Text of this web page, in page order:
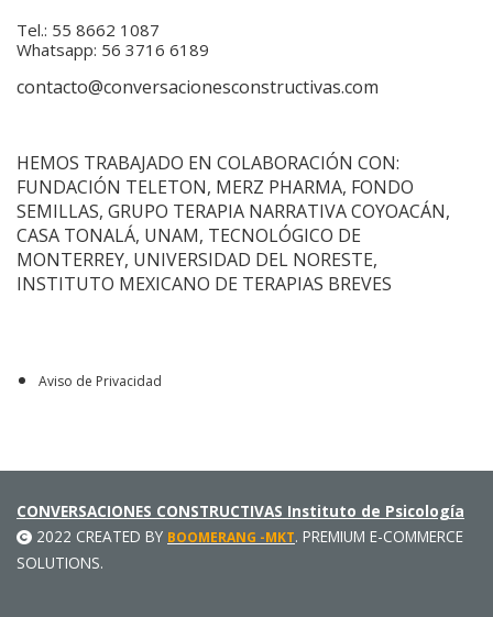
Tel.: 55 8662 1087
Whatsapp: 56 3716 6189
contacto@conversacionesconstructivas.com
HEMOS TRABAJADO EN COLABORACIÓN CON:
FUNDACIÓN TELETON, MERZ PHARMA, FONDO
SEMILLAS, GRUPO TERAPIA NARRATIVA COYOACÁN,
CASA TONALÁ, UNAM, TECNOLÓGICO DE
MONTERREY, UNIVERSIDAD DEL NORESTE,
INSTITUTO MEXICANO DE TERAPIAS BREVES
Aviso de Privacidad
CONVERSACIONES CONSTRUCTIVAS Instituto de Psicología
2022 CREATED BY BOOMERANG -MKT. PREMIUM E-COMMERCE
SOLUTIONS.